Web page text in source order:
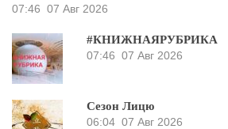
07:46 07 Авг 2026
#КНИЖНАЯРУБРИКА
07:46 07 Авг 2026
Сезон Лицю
06:04 07 Авг 2026